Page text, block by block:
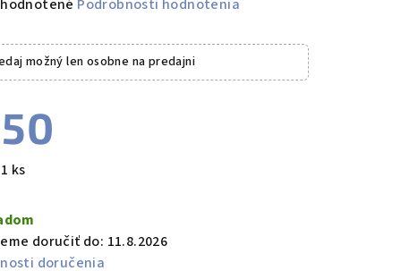
Podrobnosti hodnotenia
možný len osobne na predajni
ks
doručiť do: 11.8.2026
doručenia